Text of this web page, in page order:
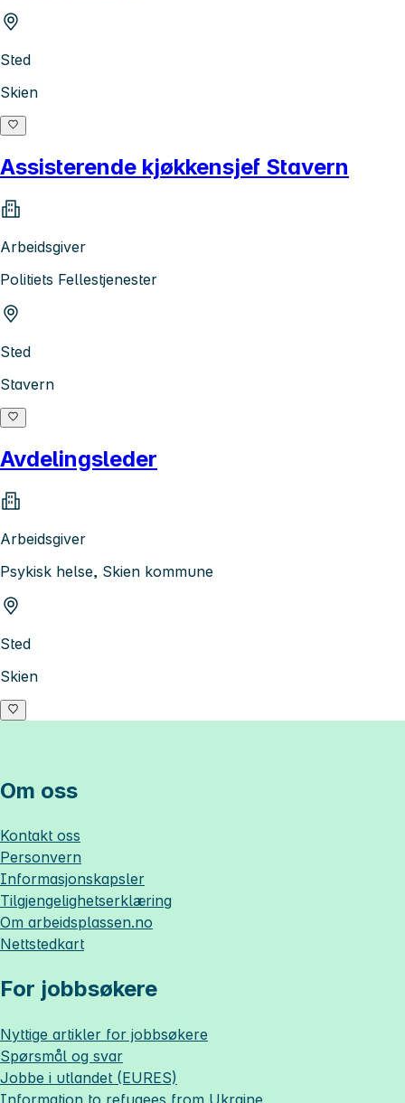
Sted
Skien
Assisterende kjøkkensjef Stavern
Arbeidsgiver
Politiets Fellestjenester
Sted
Stavern
Avdelingsleder
Arbeidsgiver
Psykisk helse, Skien kommune
Sted
Skien
Om oss
Kontakt oss
Personvern
Informasjonskapsler
Tilgjengelighetserklæring
Om arbeidsplassen.no
Nettstedkart
For jobbsøkere
Nyttige artikler for jobbsøkere
Spørsmål og svar
Jobbe i utlandet (EURES)